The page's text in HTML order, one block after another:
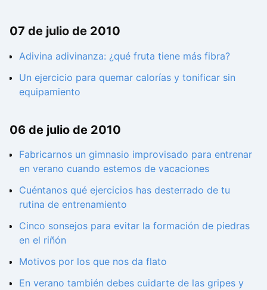
07 de julio de 2010
Adivina adivinanza: ¿qué fruta tiene más fibra?
Un ejercicio para quemar calorías y tonificar sin
equipamiento
06 de julio de 2010
Fabricarnos un gimnasio improvisado para entrenar
en verano cuando estemos de vacaciones
Cuéntanos qué ejercicios has desterrado de tu
rutina de entrenamiento
Cinco sonsejos para evitar la formación de piedras
en el riñón
Motivos por los que nos da flato
En verano también debes cuidarte de las gripes y